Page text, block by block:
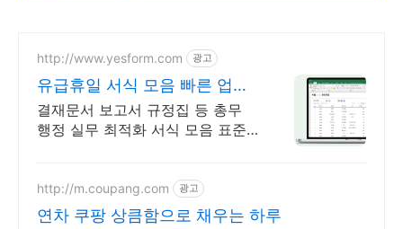
http://www.yesform.com 광고
유급휴일 서식 모음 빠른 업무
처리 가능
결재문서 보고서 규정집 등 총무
행정 실무 최적화 서식 모음 표준
http://m.coupang.com 광고
연차 쿠팡 상큼함으로 채우는 하루